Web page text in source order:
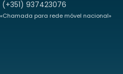
(+351) 937423076
«Chamada para rede móvel nacional»